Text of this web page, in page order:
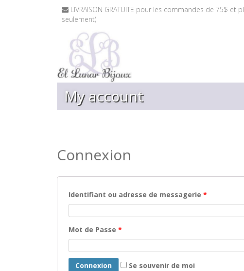
LIVRAISON GRATUITE pour les commandes de 75$ et
seulement)
My account
Connexion
Identifiant ou adresse de messagerie *
Mot de Passe *
Se souvenir de moi